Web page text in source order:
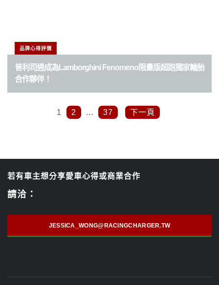
品牌心得評價
普利司通成為Lamborghini Fenomeno限量版超跑獨家輪胎
合作夥伴！
1 2 ... 37 下一頁
若有車主想分享愛車心得或商業合作
請洽：
JESSICA_WONG@RACINGCHARGER.TW